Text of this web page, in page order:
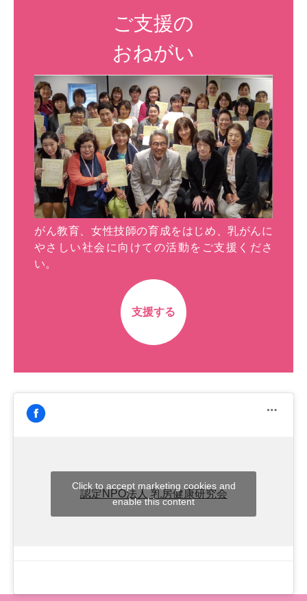
ご支援の
おねがい
がん教育、女性技師の育成をはじめ、乳がんに
やさしい社会に向けての活動をご支援くださ
い。
支援する
認定NPO法人 乳房健康研究会
Click to accept marketing cookies and
enable this content